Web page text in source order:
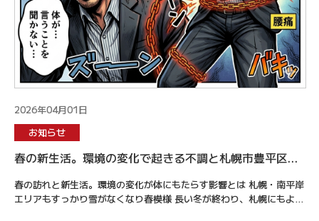
2026年04月01日
お知らせ
春の新生活。環境の変化で起きる不調と札幌市豊平区の
ブーストケアでの解決法
春の訪れと新生活。環境の変化が体にもたらす影響とは 札幌・南平岸
エリアもすっかり雪がなくなり春模様 長い冬が終わり、札幌にもよう